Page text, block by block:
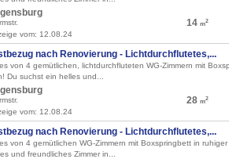
vom: 12.08.24
14 m2
nach Renovierung - Lichtdurchflutetes,...
von 4 gemütlichen, lichtdurchfluteten WG-Zimmern mit
Du suchst ein helles und...
vom: 12.08.24
28 m2
nach Renovierung - Lichtdurchflutetes,...
von 4 gemütlichen WG-Zimmern mit Boxspringbett in
und freundliches Zimmer in...